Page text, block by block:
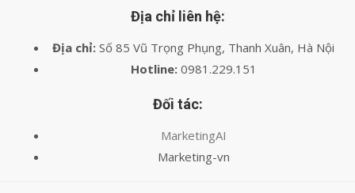
Địa chỉ liên hệ:
Địa chỉ: Số 85 Vũ Trọng Phụng, Thanh Xuân, Hà Nội
Hotline:0981.229.151
Đối tác:
MarketingAI
Marketing-vn